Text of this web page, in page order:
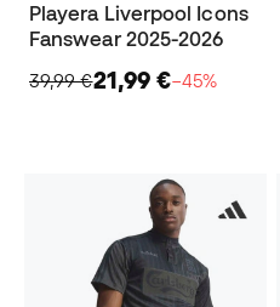
Playera Liverpool Icons
Fanswear 2025-2026
39,99 €21,99 €−45%